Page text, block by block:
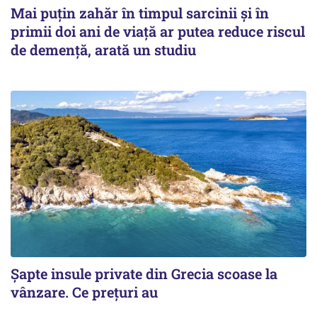
Mai puțin zahăr în timpul sarcinii și în
primii doi ani de viață ar putea reduce riscul
de demență, arată un studiu
Șapte insule private din Grecia scoase la
vânzare. Ce prețuri au